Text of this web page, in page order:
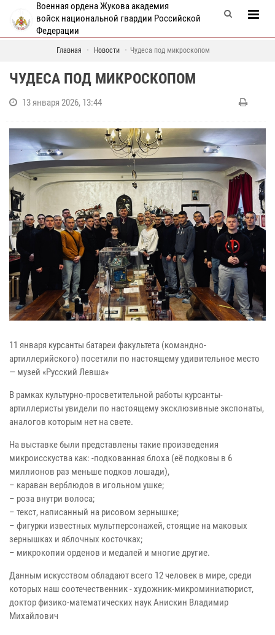
Военная ордена Жукова академия
войск национальной гвардии Российской
Федерации
Главная Новости Чудеса под микроскопом
ЧУДЕСА ПОД МИКРОСКОПОМ
13 января 2026, 13:44
11 января курсанты батареи факультета (командно-
артиллерийского) посетили по настоящему удивительное место
— музей «Русский Левша»
В рамках культурно-просветительной работы курсанты-
артиллеристы увидели по настоящему эксклюзивные экспонаты,
аналогов которым нет на свете.
На выставке были представлены такие произведения
микроисскуства как: -подкованная блоха (её подковы в 6
миллионов раз меньше подков лошади),
– караван верблюдов в игольном ушке;
– роза внутри волоса;
– текст, написанный на рисовом зернышке;
– фигурки известных мультперсонажей, стоящие на маковых
зернышках и яблочных косточках;
– микрокопии орденов и медалей и многие другие.
Данным искусством обладают всего 12 человек в мире, среди
которых наш соотечественник - художник-микроминиатюрист,
доктор физико-математических наук Анискин Владимир
Михайлович